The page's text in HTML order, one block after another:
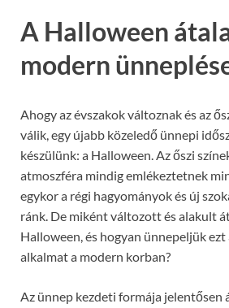
A Halloween
modern
Ahogy az évszakok változnak és az
válik, egy újabb közeledő ünnepi
készülünk: a Halloween. Az őszi
atmoszféra mindig emlékeztetnek
egykor a régi hagyományok és új
ránk. De miként változott és alakult
Halloween, és hogyan ünnepeljük ezt
alkalmat a modern korban?
Az ünnep kezdeti formája jelentősen